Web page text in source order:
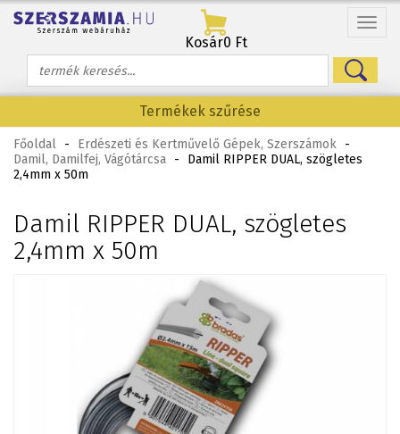
Menü
Kosár0 Ft
Termékek szűrése
Főoldal - Erdészeti és Kertművelő Gépek, Szerszámok -
Damil, Damilfej, Vágótárcsa -
Damil RIPPER DUAL, szögletes
2,4mm x 50m
Damil RIPPER DUAL, szögletes
2,4mm x 50m